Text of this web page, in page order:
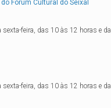
Fórum Cultural do Seixal
sexta-feira, das 10 às 12 horas e
sexta-feira, das 10 às 12 horas e